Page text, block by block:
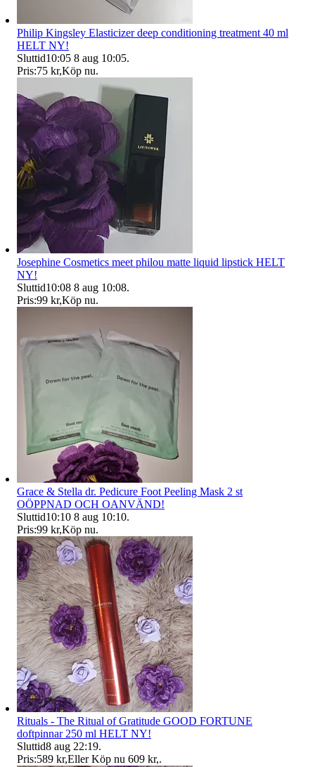
Philip Kingsley Elasticizer deep conditioning treatment 40 ml
HELT NY!
Sluttid10:05 8 aug 10:05.
Pris:75 kr,Köp nu.
Josephine Cosmetics meet philou matte liquid lipstick HELT
NY!
Sluttid10:08 8 aug 10:08.
Pris:99 kr,Köp nu.
Grace & Stella dr. Pedicure Foot Peeling Mask 2 st
OÖPPNAD OCH OANVÄND!
Sluttid10:10 8 aug 10:10.
Pris:99 kr,Köp nu.
Rituals - The Ritual of Gratitude GOOD FORTUNE
doftpinnar 250 ml HELT NY!
Sluttid8 aug 22:19.
Pris:589 kr,Eller Köp nu 609 kr,.